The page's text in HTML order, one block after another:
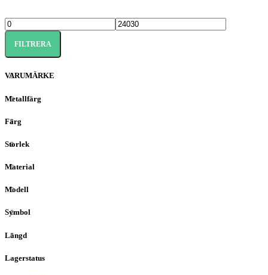
FILTRERA
VARUMÄRKE
Metallfärg
Färg
Storlek
Material
Modell
Symbol
Längd
Lagerstatus